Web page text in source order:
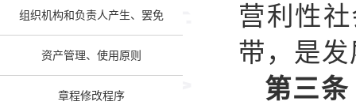
组织机构和负责人产生、罢免
资产管理、使用原则
章程修改程序
营利性
带，是
第三条